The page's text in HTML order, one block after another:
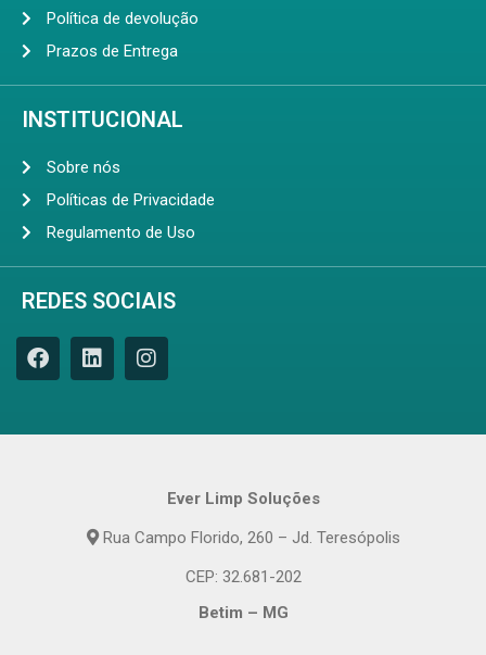
Política de devolução
Prazos de Entrega
INSTITUCIONAL
Sobre nós
Políticas de Privacidade
Regulamento de Uso
REDES SOCIAIS
Ever Limp Soluções
Rua Campo Florido, 260 – Jd. Teresópolis
CEP: 32.681-202
Betim – MG